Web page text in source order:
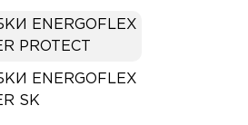
ENERGOFLEX
PROTECT
ENERGOFLEX
SK